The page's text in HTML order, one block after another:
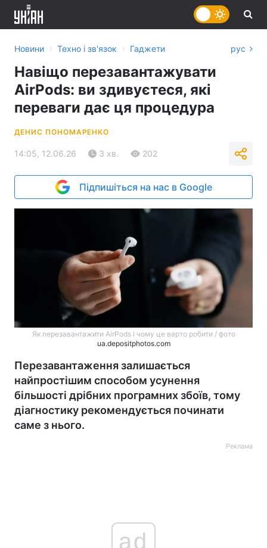
Новини › Техно і зв'язок › Гаджети рус
Навіщо перезавантажувати
AirPods: ви здивуєтеся, які
переваги дає ця процедура
ДЕНИС ПОНОМАРЕНКО
14:05, 12.06.26 3 хв. 202
Підпишіться на нас в Google
Як перезавантажити AirPods і чому це варто робити / фото
ua.depositphotos.com
Перезавантаження залишається
найпростішим способом усунення
більшості дрібних програмних збоїв, тому
діагностику рекомендується починати
саме з нього.
Реклама
ad